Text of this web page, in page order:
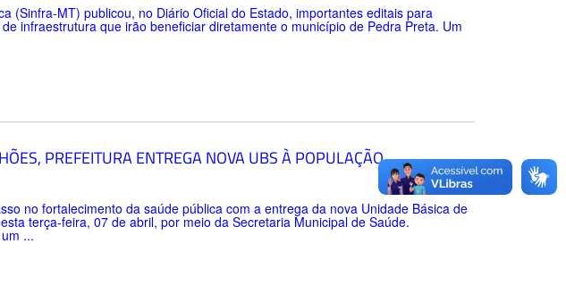
(Sinfra-MT) publicou, no Diário Oficial do Estado, importantes editais para
infraestrutura que irão beneficiar diretamente o município de Pedra Preta. Um
PREFEITURA ENTREGA NOVA UBS À POPULAÇÃO
no fortalecimento da saúde pública com a entrega da nova Unidade Básica de
terça-feira, 07 de abril, por meio da Secretaria Municipal de Saúde.
...